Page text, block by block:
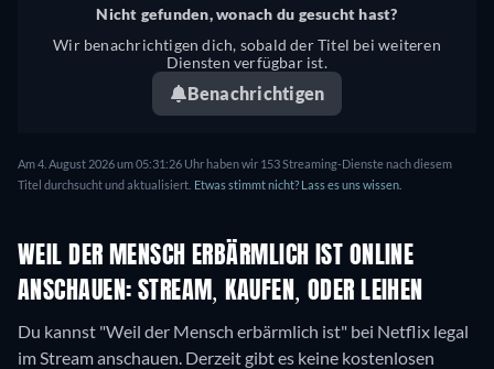
Nicht gefunden, wonach du gesucht hast?
Wir benachrichtigen dich, sobald der Titel bei weiteren
Diensten verfügbar ist.
Benachrichtigen
Am 4. August 2026 um 05:31:26 Uhr haben wir 153 Streaming-Dienste nach diesem
Titel durchsucht und aktualisiert. Etwas stimmt nicht? Lass es uns wissen.
WEIL DER MENSCH ERBÄRMLICH IST ONLINE
ANSCHAUEN: STREAM, KAUFEN, ODER LEIHEN
Du kannst "Weil der Mensch erbärmlich ist" bei Netflix legal
im Stream anschauen. Derzeit gibt es keine kostenlosen